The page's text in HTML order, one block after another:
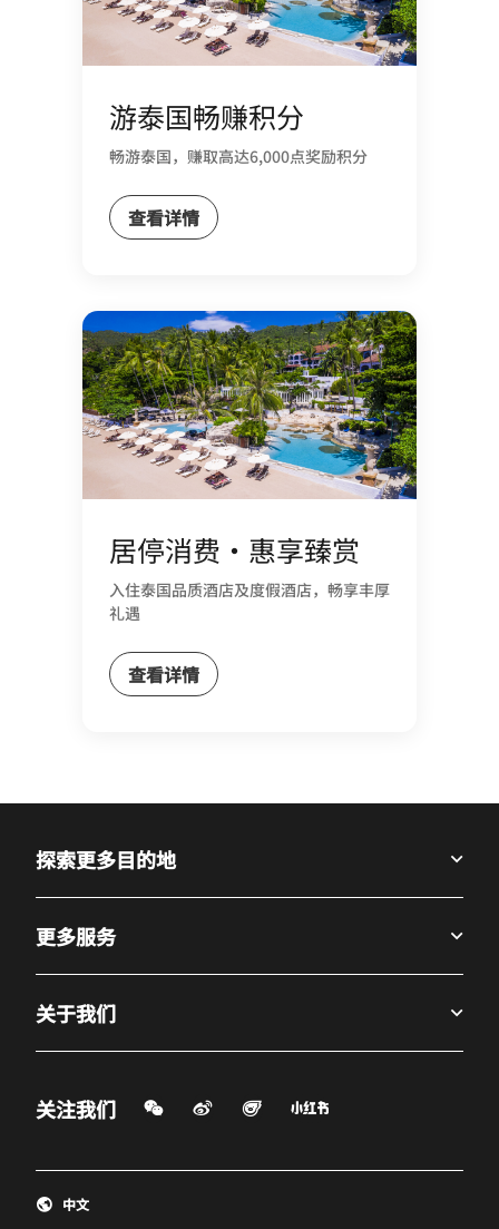
游泰国畅赚积分
畅游泰国，赚取高达6,000点奖励积分
查看详情
居停消费・惠享臻赏
入住泰国品质酒店及度假酒店，畅享丰厚
礼遇
查看详情
探索更多目的地
更多服务
关于我们
关注我们 微信扫一扫
微博
打开新窗口
飞猪
打开新窗口打开新窗口
中文